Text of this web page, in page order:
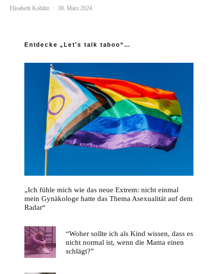
Elisabeth Koblitz · 30. März 2024
Entdecke „Let’s talk taboo“…
„Ich fühle mich wie das neue Extrem: nicht einmal
mein Gynäkologe hatte das Thema Asexualität auf dem
Radar“
“Woher sollte ich als Kind wissen, dass es
nicht normal ist, wenn die Mama einen
schlägt?”